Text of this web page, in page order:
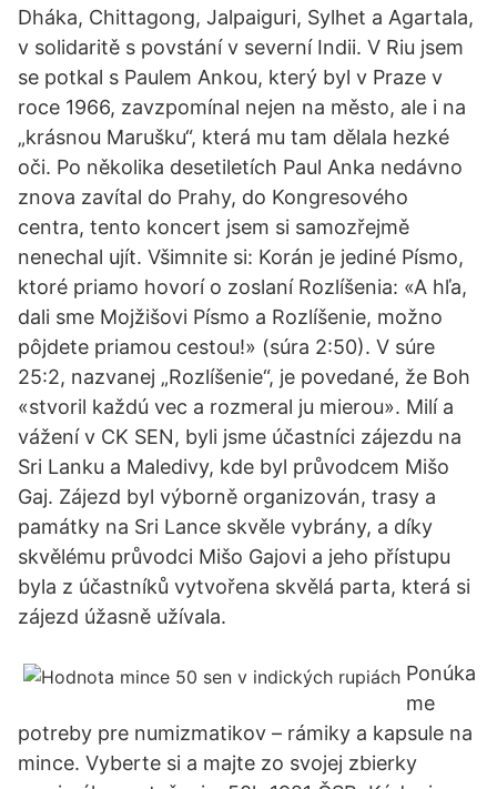
Dháka, Chittagong, Jalpaiguri, Sylhet a Agartala,
v solidaritě s povstání v severní Indii. V Riu jsem
se potkal s Paulem Ankou, který byl v Praze v
roce 1966, zavzpomínal nejen na město, ale i na
„krásnou Marušku“, která mu tam dělala hezké
oči. Po několika desetiletích Paul Anka nedávno
znova zavítal do Prahy, do Kongresového
centra, tento koncert jsem si samozřejmě
nenechal ujít. Všimnite si: Korán je jediné Písmo,
ktoré priamo hovorí o zoslaní Rozlíšenia: «A hľa,
dali sme Mojžišovi Písmo a Rozlíšenie, možno
pôjdete priamou cestou!» (súra 2:50). V súre
25:2, nazvanej „Rozlíšenie“, je povedané, že Boh
«stvoril každú vec a rozmeral ju mierou». Milí a
vážení v CK SEN, byli jsme účastníci zájezdu na
Sri Lanku a Maledivy, kde byl průvodcem Mišo
Gaj. Zájezd byl výborně organizován, trasy a
památky na Sri Lance skvěle vybrány, a díky
skvělému průvodci Mišo Gajovi a jeho přístupu
byla z účastníků vytvořena skvělá parta, která si
zájezd úžasně užívala.
Ponúka
me
potreby pre numizmatikov – rámiky a kapsule na
mince. Vyberte si a majte zo svojej zbierky